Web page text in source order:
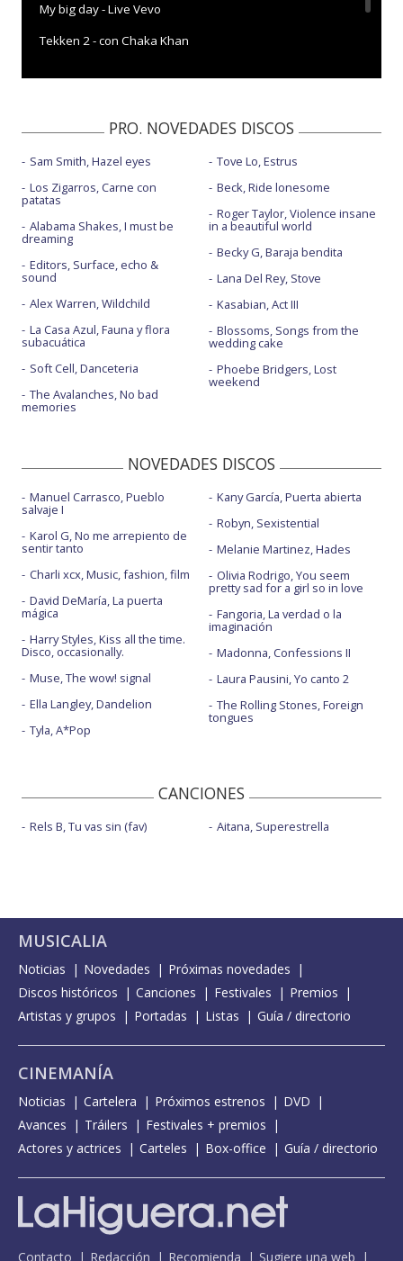
My big day - Live Vevo
Tekken 2 - con Chaka Khan
PRO. NOVEDADES DISCOS
Sam Smith, Hazel eyes
Los Zigarros, Carne con
patatas
Alabama Shakes, I must be
dreaming
Editors, Surface, echo &
sound
Alex Warren, Wildchild
La Casa Azul, Fauna y flora
subacuática
Soft Cell, Danceteria
The Avalanches, No bad
memories
Tove Lo, Estrus
Beck, Ride lonesome
Roger Taylor, Violence insane
in a beautiful world
Becky G, Baraja bendita
Lana Del Rey, Stove
Kasabian, Act III
Blossoms, Songs from the
wedding cake
Phoebe Bridgers, Lost
weekend
NOVEDADES DISCOS
Manuel Carrasco, Pueblo
salvaje I
Karol G, No me arrepiento de
sentir tanto
Charli xcx, Music, fashion, film
David DeMaría, La puerta
mágica
Harry Styles, Kiss all the time.
Disco, occasionally.
Muse, The wow! signal
Ella Langley, Dandelion
Tyla, A*Pop
Kany García, Puerta abierta
Robyn, Sexistential
Melanie Martinez, Hades
Olivia Rodrigo, You seem
pretty sad for a girl so in love
Fangoria, La verdad o la
imaginación
Madonna, Confessions II
Laura Pausini, Yo canto 2
The Rolling Stones, Foreign
tongues
CANCIONES
Rels B, Tu vas sin (fav) Aitana, Superestrella
MUSICALIA
Noticias Novedades
Próximas novedades
Discos históricos
Canciones Festivales
Premios
Artistas y grupos
Portadas Listas Guía / directorio
CINEMANÍA
Noticias Cartelera Próximos estrenos
DVD
Avances
Tráilers
Festivales + premios
Actores y actrices
Carteles Box-office Guía / directorio
Contacto Redacción Recomienda Sugiere una web